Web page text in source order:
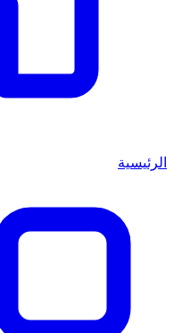
الرئيسية